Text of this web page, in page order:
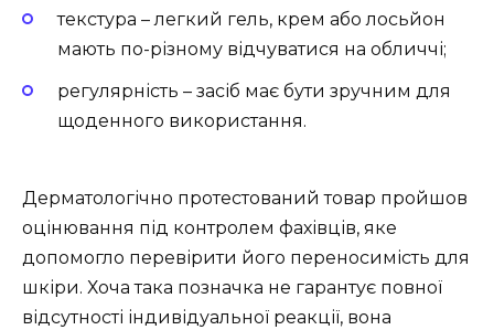
текстура – легкий гель, крем або лосьйон
мають по-різному відчуватися на обличчі;
регулярність – засіб має бути зручним для
щоденного використання.
Дерматологічно протестований товар пройшов
оцінювання під контролем фахівців, яке
допомогло перевірити його переносимість для
шкіри. Хоча така позначка не гарантує повної
відсутності індивідуальної реакції, вона